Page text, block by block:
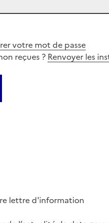
votre mot de passe
reçues ? Renvoyer les
lettre d'information